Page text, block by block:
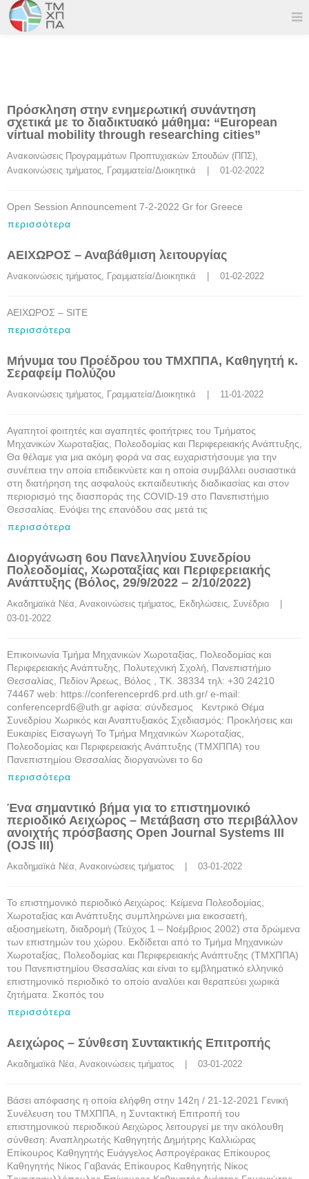
Πρόσκληση στην ενημερωτική συνάντηση
σχετικά με το διαδικτυακό μάθημα: “European
virtual mobility through researching cities”
Ανακοινώσεις Προγραμμάτων Προπτυχιακών Σπουδών (ΠΠΣ)
Ανακοινώσεις τμήματος, Γραμματεία/Διοικητικά
    |    01-02-2022
Open Session Announcement 7-2-2022 Gr for Greece
περισσότερα
ΑΕΙΧΩΡΟΣ – Αναβάθμιση λειτουργίας
Ανακοινώσεις τμήματος, Γραμματεία/Διοικητικά
    |    01-02-2022
ΑΕΙΧΩΡΟΣ – SITE
περισσότερα
Μήνυμα του Προέδρου του ΤΜΧΠΠΑ, Καθηγητή κ.
Σεραφείμ Πολύζου
Ανακοινώσεις τμήματος, Γραμματεία/Διοικητικά
    |    11-01-2022
Αγαπητοί φοιτητές και αγαπητές φοιτήτριες του Τμήματος
Μηχανικών Χωροταξίας, Πολεοδομίας και Περιφερειακής Ανάπτυξης,
Θα θέλαμε για μια ακόμη φορά να σας ευχαριστήσουμε για την
συνέπεια την οποία επιδεικνύετε και η οποία συμβάλλει ουσιαστικά
στη διατήρηση της ασφαλούς εκπαιδευτικής διαδικασίας και στον
περιορισμό της διασποράς της COVID-19 στο Πανεπιστήμιο
Θεσσαλίας. Ενόψει της επανόδου σας μετά τις
περισσότερα
Διοργάνωση 6ου Πανελληνίου Συνεδρίου
Πολεοδομίας, Χωροταξίας και Περιφερειακής
Ανάπτυξης (Βόλος, 29/9/2022 – 2/10/2022)
Ακαδημαϊκά Νέα, Ανακοινώσεις τμήματος, Εκδηλώσεις, Συνέδριο
03-01-2022
Επικοινωνία Τμήμα Μηχανικών Χωροταξίας, Πολεοδομίας και
Περιφερειακής Ανάπτυξης, Πολυτεχνική Σχολή, Πανεπιστήμιο
Θεσσαλίας, Πεδίον Άρεως, Βόλος , ΤK. 38334 τηλ: +30 24210
74467 web: https://conferenceprd6.prd.uth.gr/ e-mail:
conferenceprd6@uth.gr aφίσα: σύνδεσμος Κεντρικό Θέμα
Συνεδρίου Χωρικός και Αναπτυξιακός Σχεδιασμός: Προκλήσεις και
Ευκαιρίες Εισαγωγή Το Τμήμα Μηχανικών Χωροταξίας,
Πολεοδομίας και Περιφερειακής Ανάπτυξης (ΤΜΧΠΠΑ) του
Πανεπιστημίου Θεσσαλίας διοργανώνει το 6ο
περισσότερα
Ένα σημαντικό βήμα για το επιστημονικό
περιοδικό Αειχώρος – Μετάβαση στο περιβάλλον
ανοιχτής πρόσβασης Open Journal Systems III
(OJS III)
Ακαδημαϊκά Νέα, Ανακοινώσεις τμήματος
    |    03-01-2022
Το επιστημονικό περιοδικό Αειχώρος: Κείμενα Πολεοδομίας,
Χωροταξίας και Ανάπτυξης συμπληρώνει μια εικοσαετή,
αξιοσημείωτη, διαδρομή (Τεύχος 1 – Νοέμβριος 2002) στα δρώμενα
των επιστημών του χώρου. Εκδίδεται από το Τμήμα Μηχανικών
Χωροταξίας, Πολεοδομίας και Περιφερειακής Ανάπτυξης (ΤΜΧΠΠΑ)
του Πανεπιστημίου Θεσσαλίας και είναι το εμβληματικό ελληνικό
επιστημονικό περιοδικό το οποίο αναλύει και θεραπεύει χωρικά
ζητήματα. Σκοπός του
περισσότερα
Αειχώρος – Σύνθεση Συντακτικής Επιτροπής
Ακαδημαϊκά Νέα, Ανακοινώσεις τμήματος
    |    03-01-2022
Βάσει απόφασης η οποία ελήφθη στην 142η / 21-12-2021 Γενική
Συνέλευση του ΤΜΧΠΠΑ, η Συντακτική Επιτροπή του
επιστημονικού περιοδικού Αειχώρος λειτουργεί με την ακόλουθη
σύνθεση: Αναπληρωτής Καθηγητής Δημήτρης Καλλιώρας
Επίκουρος Καθηγητής Ευάγγελος Ασπρογέρακας Επίκουρος
Καθηγητής Νίκος Γαβανάς Επίκουρος Καθηγητής Νίκος